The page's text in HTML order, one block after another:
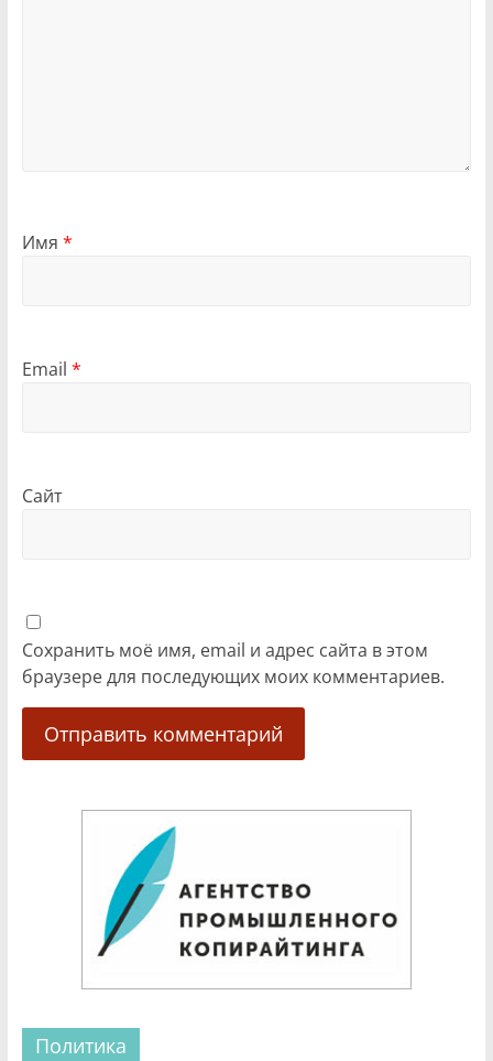
Имя *
Email *
Сайт
Сохранить моё имя, email и адрес сайта в этом
браузере для последующих моих комментариев.
Политика